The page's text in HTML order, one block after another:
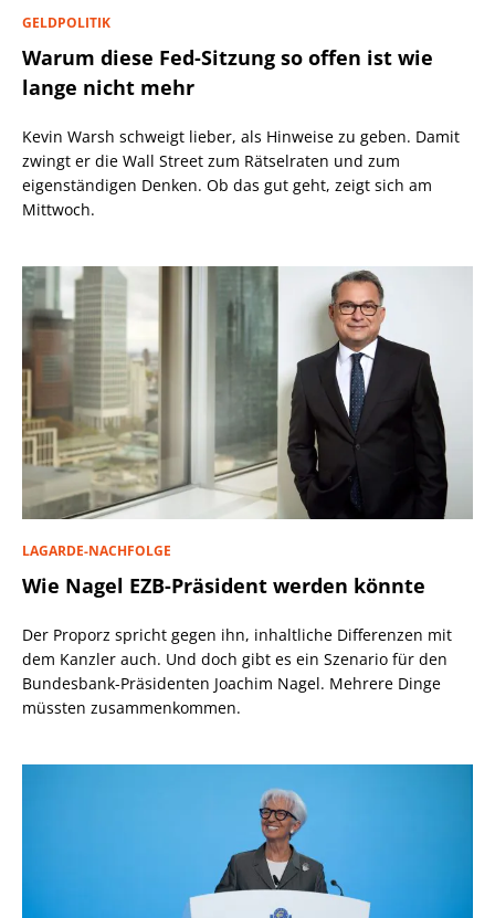
GELDPOLITIK
Warum diese Fed-Sitzung so offen ist wie
lange nicht mehr
Kevin Warsh schweigt lieber, als Hinweise zu geben. Damit
zwingt er die Wall Street zum Rätselraten und zum
eigenständigen Denken. Ob das gut geht, zeigt sich am
Mittwoch.
LAGARDE-NACHFOLGE
Wie Nagel EZB-Präsident werden könnte
Der Proporz spricht gegen ihn, inhaltliche Differenzen mit
dem Kanzler auch. Und doch gibt es ein Szenario für den
Bundesbank-Präsidenten Joachim Nagel. Mehrere Dinge
müssten zusammenkommen.